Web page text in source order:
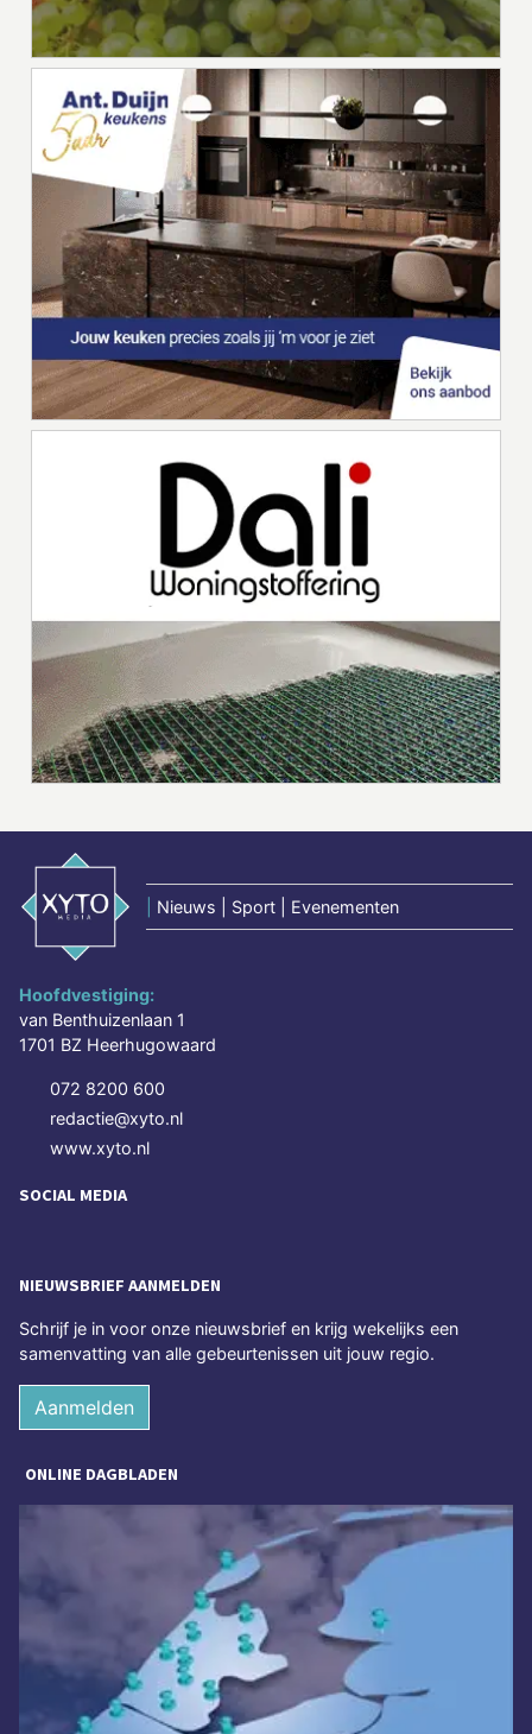
Nieuws | Sport | Evenementen
Hoofdvestiging:
van Benthuizenlaan 1
1701 BZ Heerhugowaard
072 8200 600
redactie@xyto.nl
www.xyto.nl
SOCIAL MEDIA
NIEUWSBRIEF AANMELDEN
Schrijf je in voor onze nieuwsbrief en krijg wekelijks een
samenvatting van alle gebeurtenissen uit jouw regio.
Aanmelden
ONLINE DAGBLADEN